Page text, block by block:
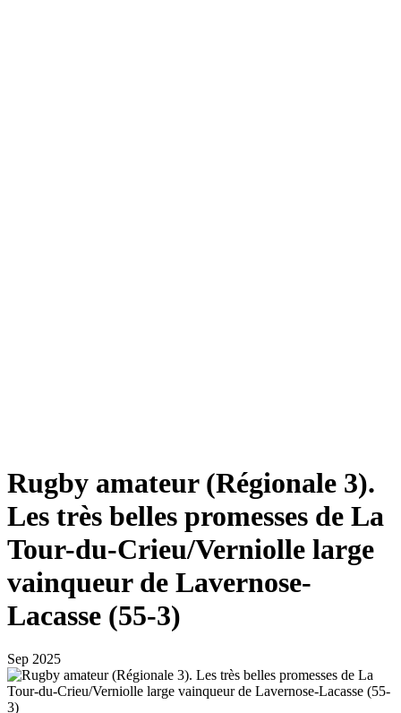
Rugby amateur (Régionale 3).
Les très belles promesses de La
Tour-du-Crieu/Verniolle large
vainqueur de Lavernose-
Lacasse (55-3)
Sep 2025